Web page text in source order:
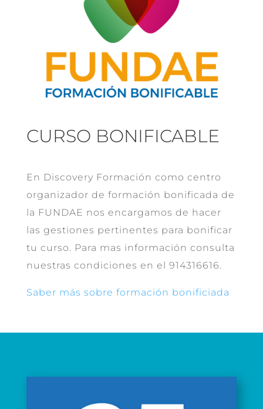
CURSO BONIFICABLE
En Discovery Formación como centro
organizador de formación bonificada de
la FUNDAE nos encargamos de hacer
las gestiones pertinentes para bonificar
tu curso. Para mas información consulta
nuestras condiciones en el 914316616.
Saber más sobre formación bonificiada